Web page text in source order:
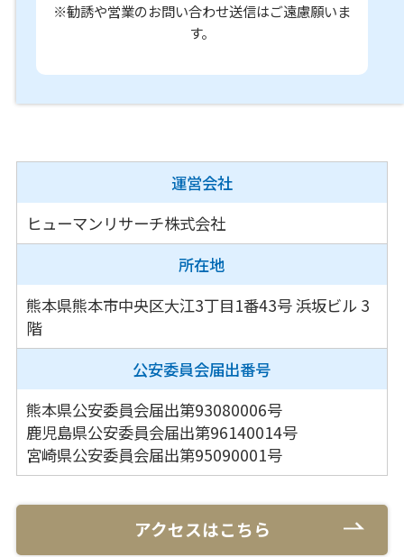
※勧誘や営業のお問い合わせ送信はご遠慮願いま
す。
運営会社
ヒューマンリサーチ株式会社
所在地
熊本県熊本市中央区大江3丁目1番43号浜坂ビル 3
階
公安委員会届出番号
熊本県公安委員会届出第93080006号
鹿児島県公安委員会届出第96140014号
宮崎県公安委員会届出第95090001号
アクセスはこちら